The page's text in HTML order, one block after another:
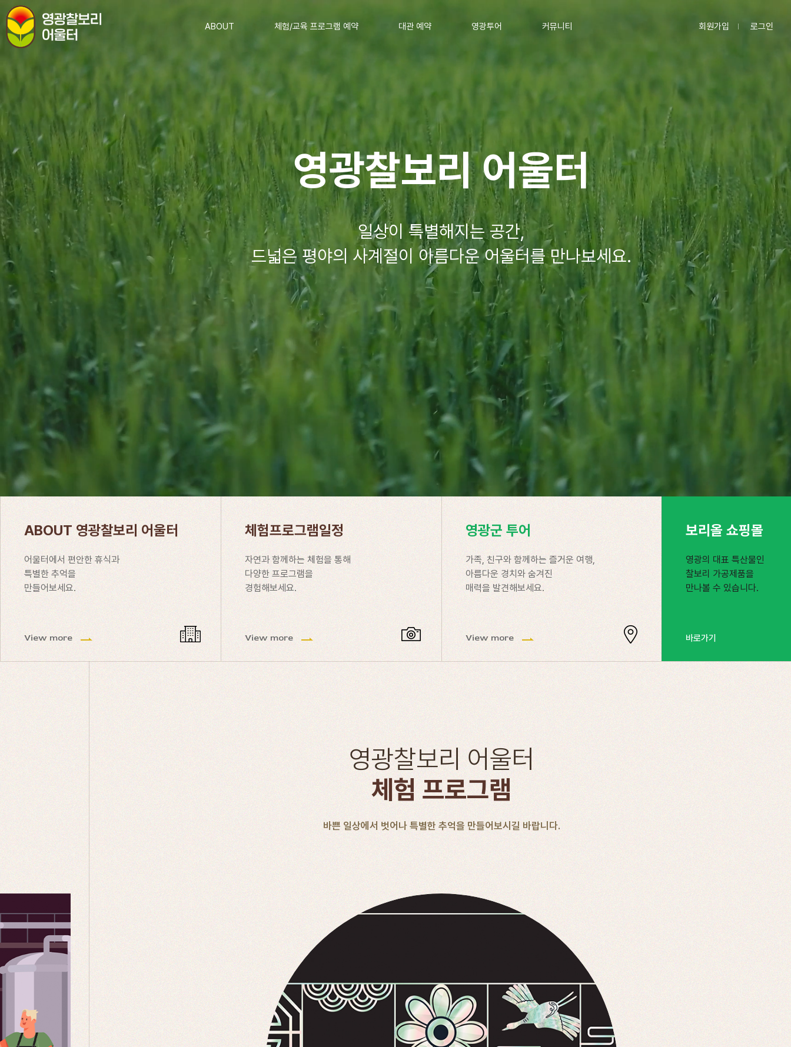
ABOUT 체험/교육 프로그램 예약 대관 예약 영광투어 커뮤니티 회원가입 로그인
영광찰보리 어울터
일상이 특별해지는 공간,
드넓은 평야의 사계절이 아름다운 어울터를 만나보세요.
ABOUT 영광찰보리 어울터
어울터에서 편안한 휴식과
특별한 추억을
만들어보세요.
View more
체험프로그램일정
자연과 함께하는 체험을 통해
다양한 프로그램을
경험해보세요.
View more
영광군 투어
가족, 친구와 함께하는 즐거운 여행,
아름다운 경치와 숨겨진
매력을 발견해보세요.
View more
보리올 쇼핑몰
영광의 대표 특산물인
찰보리 가공제품을
만나볼 수 있습니다.
바로가기
영광찰보리 어울터
체험 프로그램
바쁜 일상에서 벗어나 특별한 추억을 만들어보시길 바랍니다.